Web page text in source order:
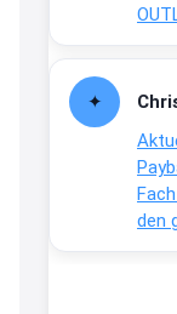
den
↩